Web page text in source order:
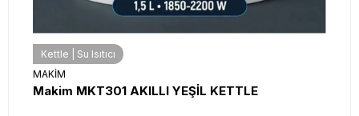
Kettle | Su Isıtıcı
MAKİM
Makim MKT301 AKILLI YEŞİL KETTLE